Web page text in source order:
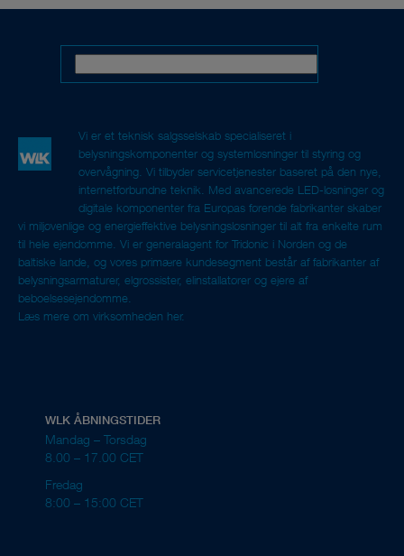
Vi er et teknisk salgsselskab specialiseret i
belysningskomponenter og systemløsninger til styring og
overvågning. Vi tilbyder servicetjenester baseret på den nye,
internetforbundne teknik. Med avancerede LED-løsninger og
digitale komponenter fra Europas førende fabrikanter skaber
vi miljøvenlige og energieffektive belysningsløsninger til alt fra enkelte rum
til hele ejendomme. Vi er generalagent for Tridonic i Norden og de
baltiske lande, og vores primære kundesegment består af fabrikanter af
belysningsarmaturer, elgrossister, elinstallatører og ejere af
beboelsesejendomme.
Læs mere om virksomheden her.
WLK ÅBNINGSTIDER
Mandag – Torsdag
8.00 – 17.00 CET
Fredag
8:00 – 15:00 CET